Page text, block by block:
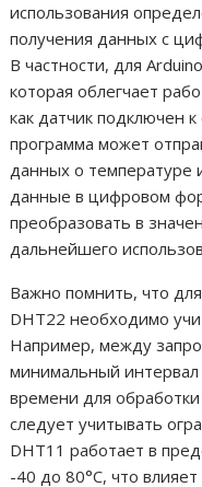
использования
получения данных с
В частности, для
которая облегчает
как датчик подключен
программа может
данных о температуре
данные в цифровом
преобразовать в
дальнейшего
Важно помнить, что
DHT22 необходимо
Например, между
минимальный интервал
времени для
следует учитывать
DHT11 работает в
-40 до 80°C, что